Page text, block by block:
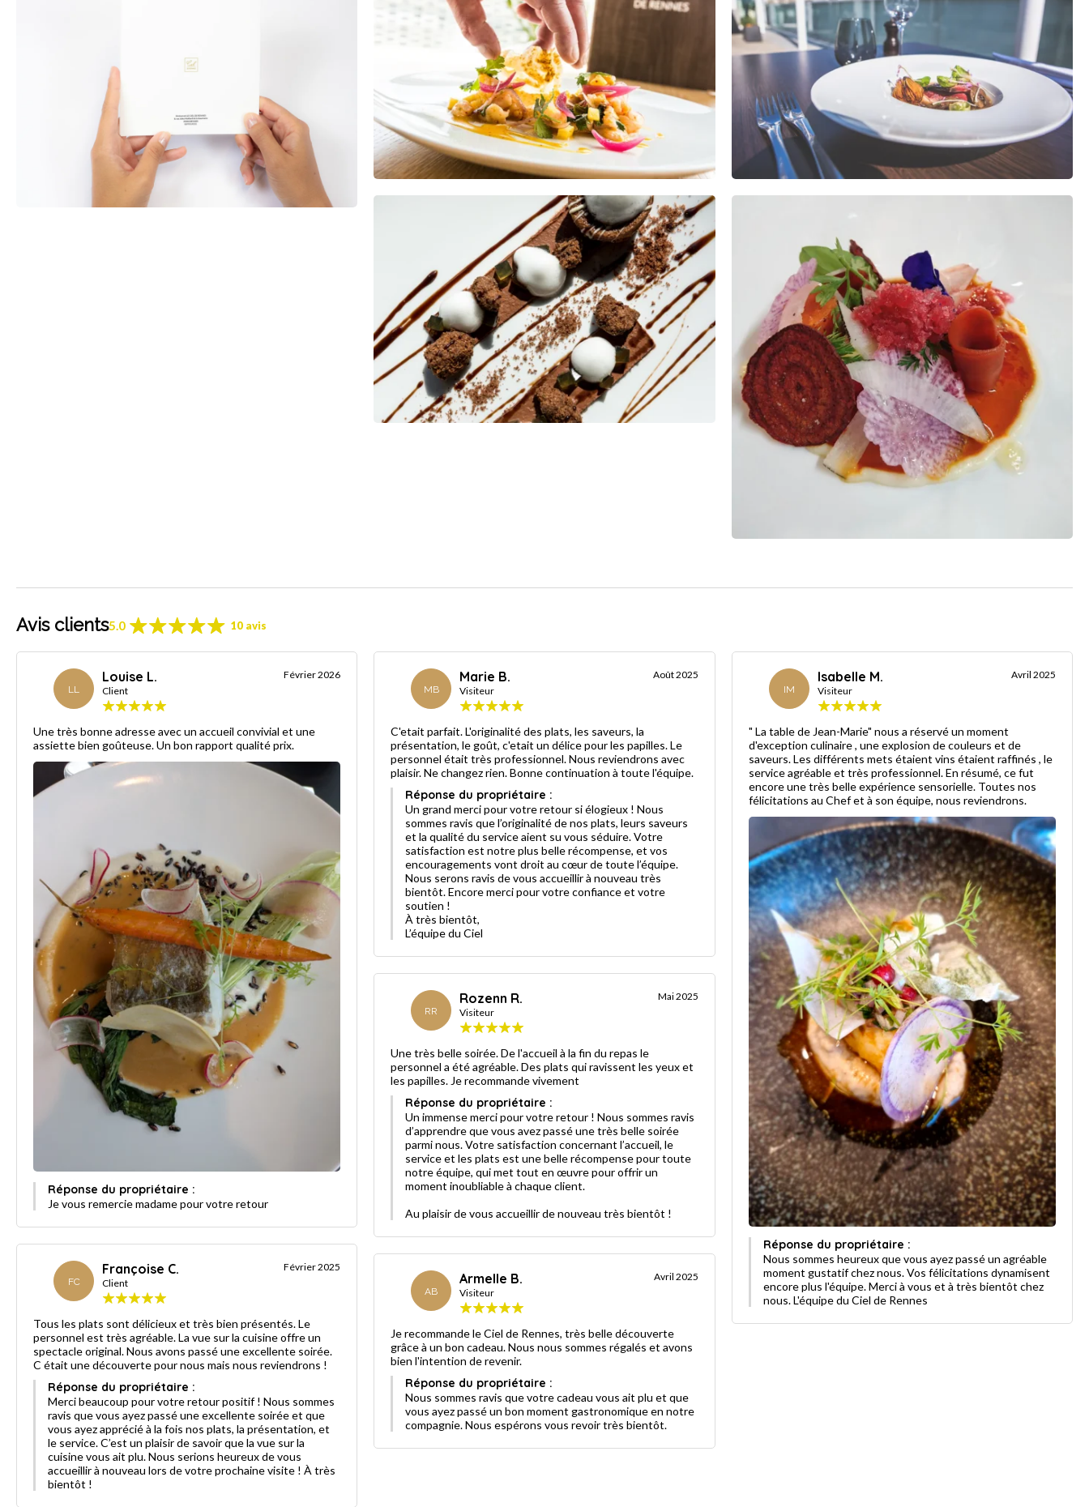
Avis clients5.0 10 avis
LL
Louise L.
Client
Février 2026
Une très bonne adresse avec un accueil convivial et une
assiette bien goûteuse. Un bon rapport qualité prix.
Réponse du propriétaire :
Je vous remercie madame pour votre retour
FC
Françoise C.
Client
Février 2025
Tous les plats sont délicieux et très bien présentés. Le
personnel est très agréable. La vue sur la cuisine offre un
spectacle original. Nous avons passé une excellente soirée.
C était une découverte pour nous mais nous reviendrons !
Réponse du propriétaire :
Merci beaucoup pour votre retour positif ! Nous sommes
ravis que vous ayez passé une excellente soirée et que
vous ayez apprécié à la fois nos plats, la présentation, et
le service. C’est un plaisir de savoir que la vue sur la
cuisine vous ait plu. Nous serions heureux de vous
accueillir à nouveau lors de votre prochaine visite ! À très
bientôt !
MB
Marie B.
Visiteur
Août 2025
C'etait parfait. L'originalité des plats, les saveurs, la
présentation, le goût, c'etait un délice pour les papilles. Le
personnel était très professionnel. Nous reviendrons avec
plaisir. Ne changez rien. Bonne continuation à toute l'équipe.
Réponse du propriétaire :
Un grand merci pour votre retour si élogieux ! Nous
sommes ravis que l’originalité de nos plats, leurs saveurs
et la qualité du service aient su vous séduire. Votre
satisfaction est notre plus belle récompense, et vos
encouragements vont droit au cœur de toute l’équipe.
Nous serons ravis de vous accueillir à nouveau très
bientôt. Encore merci pour votre confiance et votre
soutien !
À très bientôt,
L’équipe du Ciel
RR
Rozenn R.
Visiteur
Mai 2025
Une très belle soirée. De l'accueil à la fin du repas le
personnel a été agréable. Des plats qui ravissent les yeux et
les papilles. Je recommande vivement
Réponse du propriétaire :
Un immense merci pour votre retour ! Nous sommes ravis
d’apprendre que vous avez passé une très belle soirée
parmi nous. Votre satisfaction concernant l’accueil, le
service et les plats est une belle récompense pour toute
notre équipe, qui met tout en œuvre pour offrir un
moment inoubliable à chaque client.
Au plaisir de vous accueillir de nouveau très bientôt !
AB
Armelle B.
Visiteur
Avril 2025
Je recommande le Ciel de Rennes, très belle découverte
grâce à un bon cadeau. Nous nous sommes régalés et avons
bien l'intention de revenir.
Réponse du propriétaire :
Nous sommes ravis que votre cadeau vous ait plu et que
vous ayez passé un bon moment gastronomique en notre
compagnie. Nous espérons vous revoir très bientôt.
IM
Isabelle M.
Visiteur
Avril 2025
" La table de Jean-Marie" nous a réservé un moment
d'exception culinaire , une explosion de couleurs et de
saveurs. Les différents mets étaient vins étaient raffinés , le
service agréable et très professionnel. En résumé, ce fut
encore une très belle expérience sensorielle. Toutes nos
félicitations au Chef et à son équipe, nous reviendrons.
Réponse du propriétaire :
Nous sommes heureux que vous ayez passé un agréable
moment gustatif chez nous. Vos félicitations dynamisent
encore plus l'équipe. Merci à vous et à très bientôt chez
nous. L'équipe du Ciel de Rennes